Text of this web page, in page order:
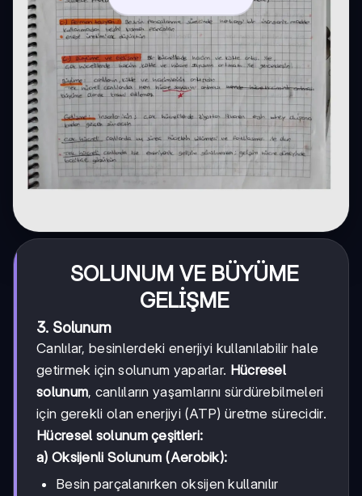
SOLUNUM VE BÜYÜME
GELİŞME
3. Solunum
Canlılar, besinlerdeki enerjiyi kullanılabilir hale
getirmek için solunum yaparlar. Hücresel
solunum, canlıların yaşamlarını sürdürebilmeleri
için gerekli olan enerjiyi (ATP) üretme sürecidir.
Hücresel solunum çeşitleri:
a) Oksijenli Solunum (Aerobik):
Besin parçalanırken oksijen kullanılır